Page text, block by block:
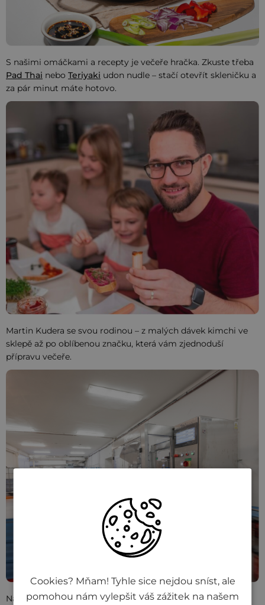
S našimi omáčkami a recepty je večeře hračka. Zkuste třeba
Pad Thai nebo Teriyaki udon nudle – stačí otevřít skleničku a
za pár minut máte hotovo.
Martin Kudera se svou rodinou – z malých dávek kimchi ve
sklepě až po oblíbenou značku, která vám zjednoduší
přípravu večeře.
Naše výroba je v Přerově, kde pracuje více než 30 lidí. U
Cookies? Mňam! Tyhle sice nejdou sníst, ale
pomohou nám vylepšit váš zážitek na našem